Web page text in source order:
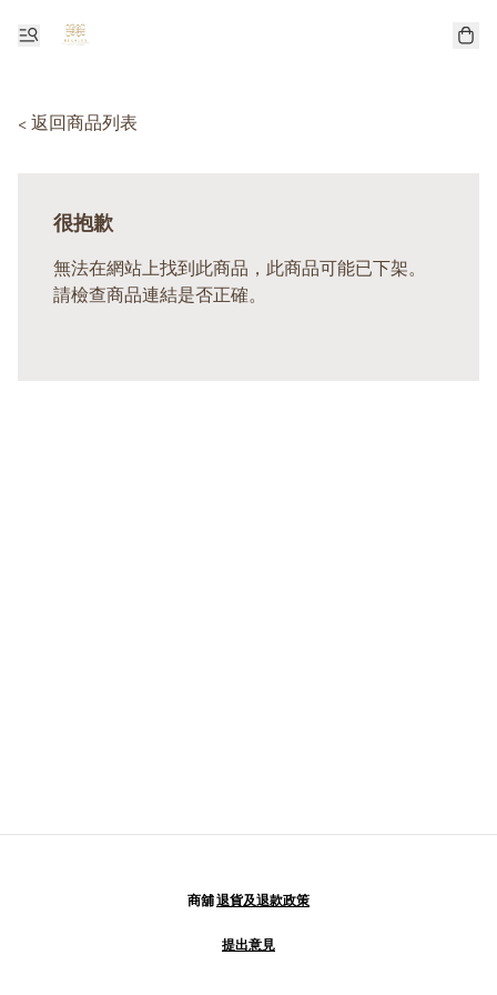
< 返回商品列表
很抱歉
無法在網站上找到此商品，此商品可能已下架。
請檢查商品連結是否正確。
商舖退貨及退款政策
提出意見